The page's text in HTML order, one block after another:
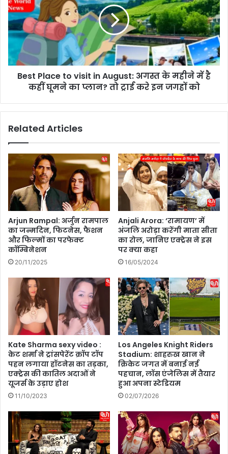
o
n
s
e
s
s
:
न्म
त्यु
क
र
ण
के
लि
ए
धा
र
र्य
t
P
l
a
c
e
n
g
u
t
:
अ
ग
के
है
क
हीं
घू
म
ने
का
न
तो
ट्रा
Best Place to visit in August: अगस्त के महीने में है
कहीं घूमने का प्लान? तो ट्राई करे इन जगहों को
Related Articles
Arjun Rampal: अर्जुन रामपाल
का जन्मदिन, फिटनेस, फैशन
और फिल्मों का परफेक्ट
कॉम्बिनेशन
20/11/2025
Anjali Arora: ‘रामायण’ में
अंजलि अरोड़ा करेंगी माता सीता
का रोल, जानिए एक्ट्रेस ने इस
पर क्या कहा
16/05/2024
Kate Sharma sexy video :
केट शर्मा ने ट्रांसपेरेंट क्रॉप टॉप
पहन लगाया हॉटनेस का तड़का,
एक्ट्रेस की कातिल अदाओं ने
यूजर्स के उड़ाए होश
11/10/2023
Los Angeles Knight Riders
Stadium: शाहरुख खान ने
क्रिकेट जगत में बनाई नई
पहचान, लॉस एंजेलिस में तैयार
हुआ अपना स्टेडियम
02/07/2026